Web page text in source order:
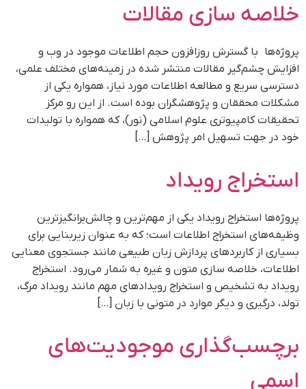
خلاصه سازی مقالات​
پروژه‌ها با گسترش روزافزون حجم اطلاعات موجود در وب و
افزایش چشم‌گیر مقالات منتشر شده در زمینه‌های مختلف علمی،
دسترسی سریع و مطالعه اطلاعات مورد نیاز، همواره یکی از
مشکلات محققان و پژوهشگران بوده است. از این رو مرکز
تحقیقات کامپیوتری علوم اسلامی (نور)، که همواره با تولیدات
خود در جهت تسهیل امر پژوهش […]
استخراج رویداد​
پروژه‌ها استخراج رویداد یکی از مهم‌ترین و چالش‌برانگیزترین
وظیفه‌های استخراج اطلاعات است؛ که به عنوان زیربنایی برای
بسیاری از کاربردهای پردازش زبان طبیعی مانند جستجوی معنایی
اطلاعات، خلاصه سازی متون و غیره به شمار می‌رود. استخراج
رویداد به تشخیص و استخراج رویدادهای مهم مانند رویداد مرگ،
تولد، درگیری و دیگر موارد در متونی با زبان […]
برچسب‌گذاری موجودیت‌های
اسمی​